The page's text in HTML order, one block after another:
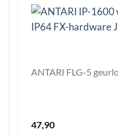
ANTARI FLG-5
47,90